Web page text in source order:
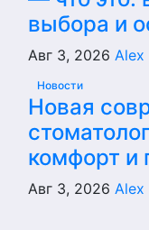
выбора и
Авг 3, 2026 Alex
Новости
Новая
комфорт и
Авг 3, 2026 Alex